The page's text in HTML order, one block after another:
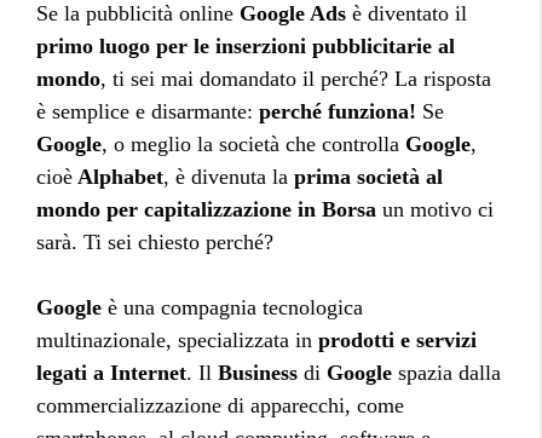
Se la pubblicità online Google Ads è diventato il
primo luogo per le inserzioni pubblicitarie al
mondo, ti sei mai domandato il perché? La risposta
è semplice e disarmante: perché funziona! Se
Google, o meglio la società che controlla Google,
cioè Alphabet, è divenuta la prima società al
mondo per capitalizzazione in Borsa un motivo ci
sarà. Ti sei chiesto perché?
Google è una compagnia tecnologica
multinazionale, specializzata in prodotti e servizi
legati a Internet. Il Business di Google spazia dalla
commercializzazione di apparecchi, come